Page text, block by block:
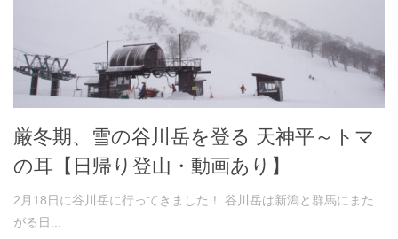
厳冬期、雪の谷川岳を登る 天神平～トマ
の耳【日帰り登山・動画あり】
2月18日に谷川岳に行ってきました！ 谷川岳は新潟と群馬にまた
がる日...